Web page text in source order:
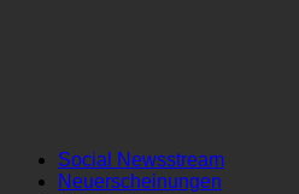
Social Newsstream
Neuerscheinungen